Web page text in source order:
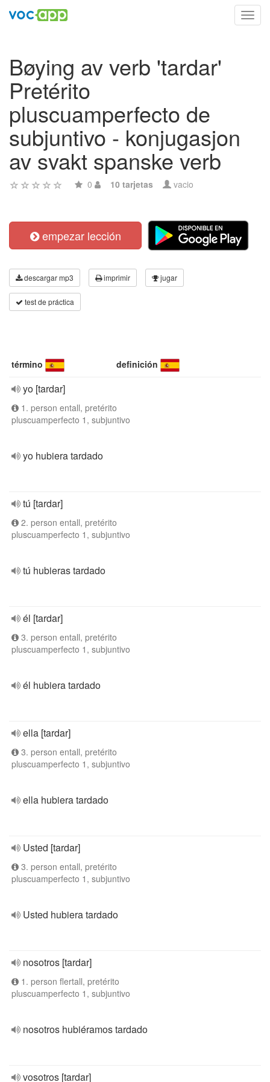
Bøying av verb 'tardar'
Pretérito
pluscuamperfecto de
subjuntivo - konjugasjon
av svakt spanske verb
0 10 tarjetas vacio
empezar lección
descargar mp3 imprimir jugar
test de práctica
término definición
yo [tardar]
1. person entall, pretérito
pluscuamperfecto 1, subjuntivo
yo hubiera tardado
tú [tardar]
2. person entall, pretérito
pluscuamperfecto 1, subjuntivo
tú hubieras tardado
él [tardar]
3. person entall, pretérito
pluscuamperfecto 1, subjuntivo
él hubiera tardado
ella [tardar]
3. person entall, pretérito
pluscuamperfecto 1, subjuntivo
ella hubiera tardado
Usted [tardar]
3. person entall, pretérito
pluscuamperfecto 1, subjuntivo
Usted hubiera tardado
nosotros [tardar]
1. person flertall, pretérito
pluscuamperfecto 1, subjuntivo
nosotros hubiéramos tardado
vosotros [tardar]